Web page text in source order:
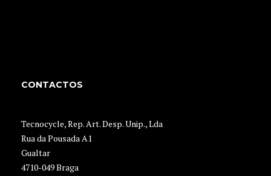
CONTACTOS
Tecnocycle, Rep. Art. Desp. Unip., Lda
Rua da Pousada A1
Gualtar
4710-049 Braga